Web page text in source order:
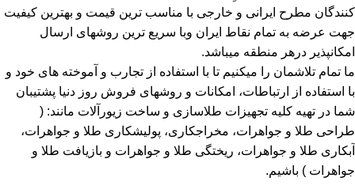
کنندگان مطرح ایرانی و خارجی با مناسب ترین قیمت و بهترین کیفیت
جهت عرضه به تمام نقاط ایران وبا سریع ترین روشهای ارسال
امکانپذیر درهر منطقه میباشد.
ما تمام تلاشمان را میکنیم تا با استفاده از تجارب و آموخته های خود و
با استفاده از ارتباطات، امکانات و روشهای فروش روز دنیا پشتیبان
شما در تهیه کلیه تجهیزات طلاسازی و ساخت زیورآلات مانند: (
طراحی طلا و جواهرات، مخراجکاری، پولیشکاری طلا و جواهرات،
آبکاری طلا و جواهرات، ریختگی طلا و جواهرات و بازیافت طلا و
جواهرات ) باشیم.